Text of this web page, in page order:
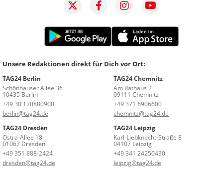
Unsere Redaktionen direkt für Dich vor Ort:
TAG24 Berlin
Schönhauser Allee 36
10435 Berlin
+49 30 120880900
berlin@tag24.de
TAG24 Chemnitz
Am Rathaus 2
09111 Chemnitz
+49 371 6906600
chemnitz@tag24.de
TAG24 Dresden
Ostra-Allee 18
01067 Dresden
+49 351 888-2424
dresden@tag24.de
TAG24 Leipzig
Karl-Liebknecht-Straße 8
04107 Leipzig
+49 341 24250430
leipzig@tag24.de